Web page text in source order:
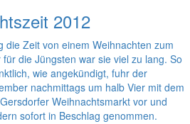
2012
die Zeit von einem Weihnachten zum
die Jüngsten war sie viel zu lang. So
wie angekündigt, fuhr der
nachmittags um halb Vier mit dem
Weihnachtsmarkt vor und
sofort in Beschlag genommen.